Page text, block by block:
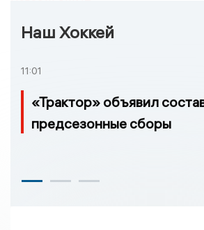
Наш Хоккей
11:01
«Трактор» объявил
предсезонные сборы